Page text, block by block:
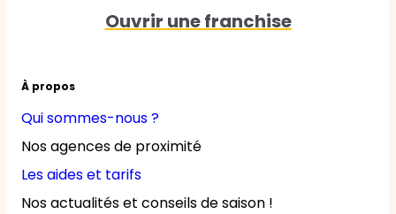
À propos
Qui sommes-nous ?
Nos agences de proximité
Les aides et tarifs
Nos actualités et conseils de saison !
Ouvrir une franchise